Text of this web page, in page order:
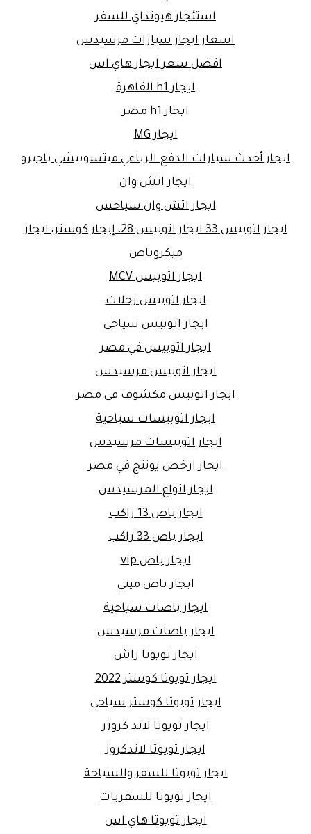
استئجار هيونداي للسفر
اسعار ايجار سيارات مرسيدس
افضل سعر ايجار هاي اس
ايجار h1 القاهرة
ايجار h1 مصر
ايجار MG
ايجار أحدث سيارات الدفع الرباعي ميتسوبيشي باجيرو
ايجار اتش وان
ايجار اتش وان سياحس
ايجار اتوبيس 33 ايجار اتوبيس 28، إيجار كوستر، ايجار
ميكروباص
ايجار اتوبيس MCV
ايجار اتوبيس رحلات
ايجار اتوبيس سياحى
ايجار اتوبيس في مصر
ايجار اتوبيس مرسيدس
ايجار اتوبيس مكشوف فى مصر
ايجار اتوبيسات سياحية
ايجار اتوبيسات مرسيدس
ايجار ارخص يوتنج في مصر
ايجار انواع المرسيدس
ايجار باص 13 راكب
ايجار باص 33 راكب
ايجار باص vip
ايجار باص ميني
ايجار باصات سياحية
ايجار باصات مرسيدس
ايجار تويوتا راش
ايجار تويوتا كوستر 2022
ايجار تويوتا كوستر سياحي
ايجار تويوتا لاند كروزر
ايجار تويوتا لاندكروز
ايجار تويوتا للسفر والسياحة
ايجار تويوتا للسفريات
ايجار تويوتا هاي اس